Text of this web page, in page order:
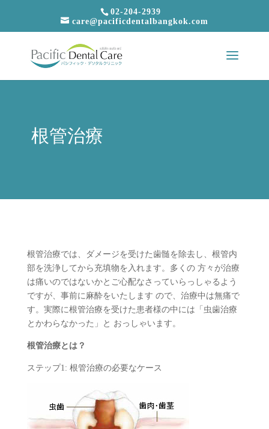
02-204-2939
care@pacificdentalbangkok.com
根管治療
根管治療では、ダメージを受けた歯髄を除去し、根管内
部を洗浄してから充填物を入れます。多くの 方々が治療
は痛いのではないかとご心配なさっていらっしゃるよう
ですが、事前に麻酔をいたします ので、治療中は無痛で
す。実際に根管治療を受けた患者様の中には「虫歯治療
とかわらなかった」と おっしゃいます。
根管治療とは？
ステップ1: 根管治療の必要なケース